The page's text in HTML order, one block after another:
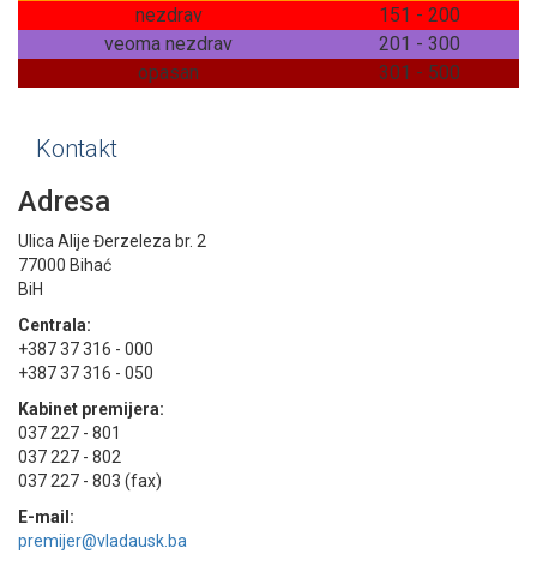
nezdrav
151 - 200
veoma nezdrav
201 - 300
opasan
301 - 500
Kontakt
Adresa
Ulica Alije Đerzeleza br. 2
77000 Bihać
BiH
Centrala:
+387 37 316 - 000
+387 37 316 - 050
Kabinet premijera:
037 227 - 801
037 227 - 802
037 227 - 803 (fax)
E-mail:
premijer@vladausk.ba